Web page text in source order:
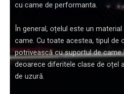
cu came de performanta.
În general, oțelul este un
came. Cu toate acestea, tipul de
potrivească cu suportul de came
deoarece diferitele clase de oțel
de uzură.